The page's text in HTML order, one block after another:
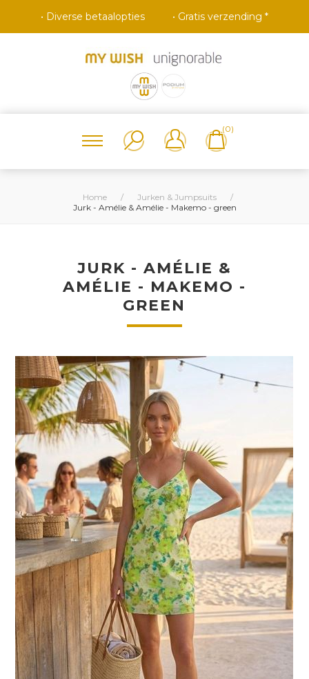
• Diverse betaalopties • Gratis verzending *
(0)
Home / Jurken & Jumpsuits
/
Jurk - Amélie & Amélie - Makemo - green
JURK - AMÉLIE &
AMÉLIE - MAKEMO -
GREEN